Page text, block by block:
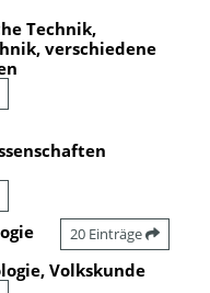
Technik,
verschiedene
20 Einträge
Volkskunde